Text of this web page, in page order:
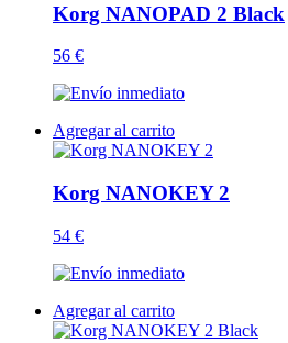
Korg NANOPAD 2 Black
56 €
Agregar al carrito
Korg NANOKEY 2
54 €
Agregar al carrito